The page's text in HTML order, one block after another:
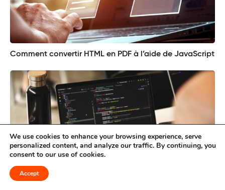
Comment convertir HTML en PDF à l’aide de JavaScript
We use cookies to enhance your browsing experience, serve
personalized content, and analyze our traffic. By continuing, you
consent to our use of cookies.
Accept